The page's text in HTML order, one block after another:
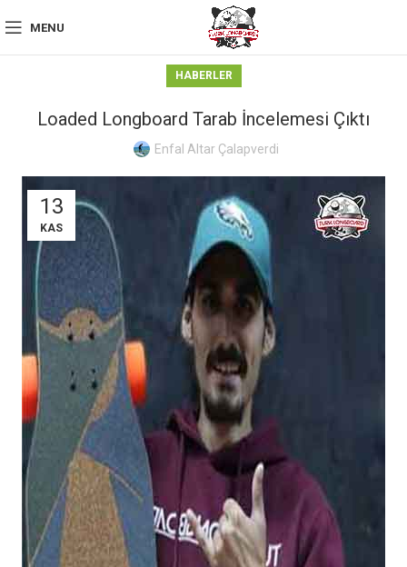
MENU
HABERLER
Loaded Longboard Tarab İncelemesi Çıktı
Enfal Altar Çalapverdi
13
KAS